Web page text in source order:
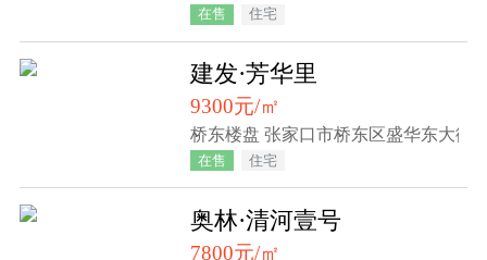
在售 住宅
建发·芳华里
9300元/㎡
桥东楼盘 张家口市桥东区盛华东大街
在售 住宅
奥林·清河壹号
7800元/㎡